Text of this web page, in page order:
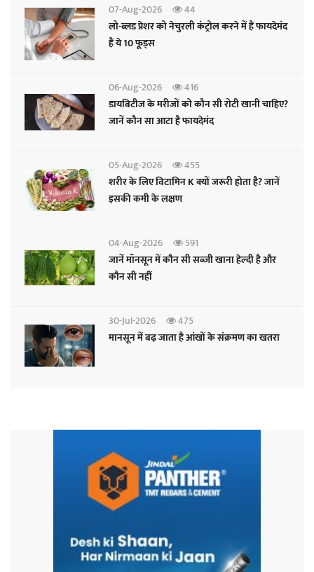
07-Aug-2026
44
लो-ब्लड प्रेशर को नेचुरली कंट्रोल करने में हैं फायदेमंद
हैं ये 10 फूड्स
06-Aug-2026
416
डायबिटीज के मरीजों को कौन सी रोटी खानी चाहिए?
जानें कौन सा आटा है फायदेमंद
05-Aug-2026
455
शरीर के लिए विटामिन K क्यों जरूरी होता है? जानें
इसकी कमी के लक्षण
04-Aug-2026
591
जानें मॉनसून में कौन सी सब्जी खाना हेल्दी है और
कौन सी नहीं
30-Jul-2026
475
मानसून में बढ़ जाता है आंखों के संक्रमण का खतरा